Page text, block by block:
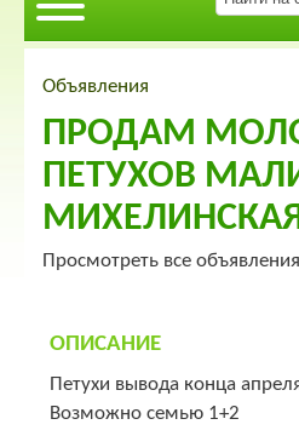
Объявления
ПРОДАМ
ПЕТУХОВ
Просмотреть все
ОПИСАНИЕ
Петухи вывода конца
Возможно семью 1+2